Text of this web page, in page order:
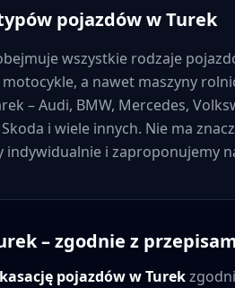
pojazdów wTurek
wszystkie rodzaje
a nawet maszyny
– Audi, BMW, Mercedes,
i wiele innych. Nie ma
indywidualnie i zaproponujemy
– zgodnie z
kasację pojazdów wTurek